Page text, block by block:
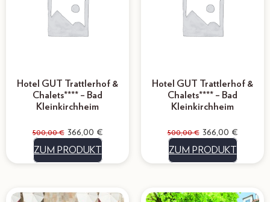
Hotel GUT Trattlerhof &
Chalets**** – Bad
Kleinkirchheim
500,00€ 366,00 €
ZUM PRODUKT
Hotel GUT Trattlerhof &
Chalets**** – Bad
Kleinkirchheim
500,00€ 366,00 €
ZUM PRODUKT